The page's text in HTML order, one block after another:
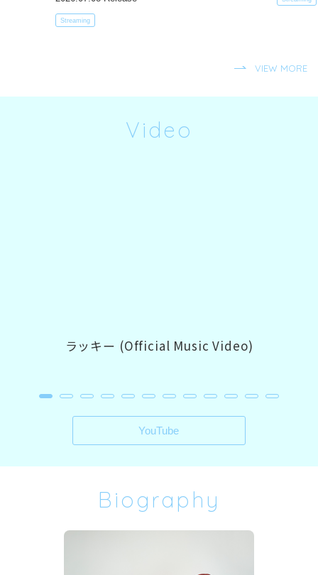
Streaming
VIEW MORE
Video
ラッキー (Official Music Video)
YouTube
Biography